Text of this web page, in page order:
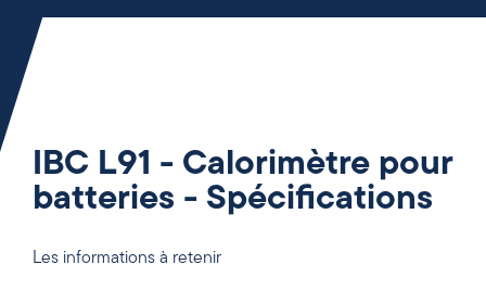
IBC L91 - Calorimètre pour
batteries - Spécifications
Les informations à retenir